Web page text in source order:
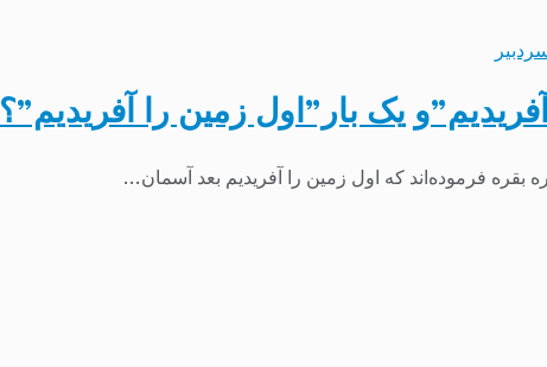
یک بار”اول زمین را آفریدیم”؟